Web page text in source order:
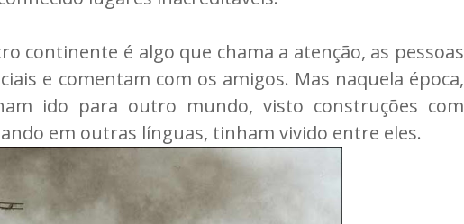
continente é algo que chama a atenção, as pessoas
e comentam com os amigos. Mas naquela época,
ido para outro mundo, visto construções com
em outras línguas, tinham vivido entre eles.